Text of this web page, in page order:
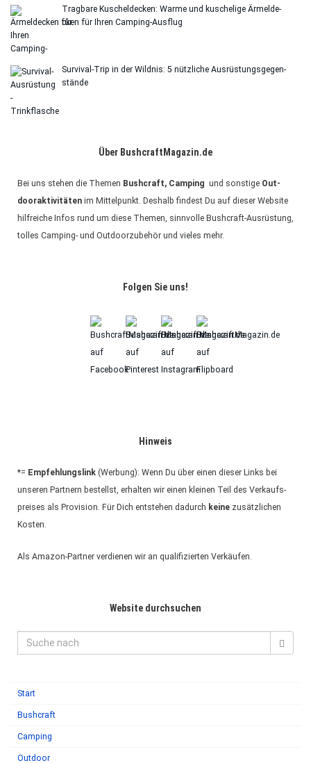
Trag­bare Kuschel­de­cken: Warme und kusche­lige Ärmel­de­
cken für Ihren Cam­ping-Aus­flug
Sur­vi­val-Trip in der Wild­nis: 5 nütz­li­che Aus­rüs­tungs­ge­gen­
stände
Über BushcraftMagazin.de
Bei uns ste­hen die The­men Bush­craft, Cam­ping und sons­tige Out­
door­ak­ti­vi­tä­ten im Mit­tel­punkt. Des­halb fin­dest Du auf die­ser Web­site
hilf­rei­che Infos rund um diese The­men, sinn­volle Bush­craft-Aus­rüs­tung,
tol­les Cam­ping- und Out­door­zu­be­hör und vie­les mehr.
Fol­gen Sie uns!
Hin­weis
*= Emp­feh­lungs­link (Wer­bung): Wenn Du über einen die­ser Links bei
unse­ren Part­nern bestellst, erhal­ten wir einen klei­nen Teil des Ver­kaufs­
prei­ses als Pro­vi­sion. Für Dich ent­ste­hen dadurch keine zusätz­li­chen
Kos­ten.
Als Ama­zon-Part­ner ver­die­nen wir an qua­li­fi­zier­ten Ver­käu­fen.
Web­site durch­su­chen
Start
Bush­craft
Cam­ping
Out­door